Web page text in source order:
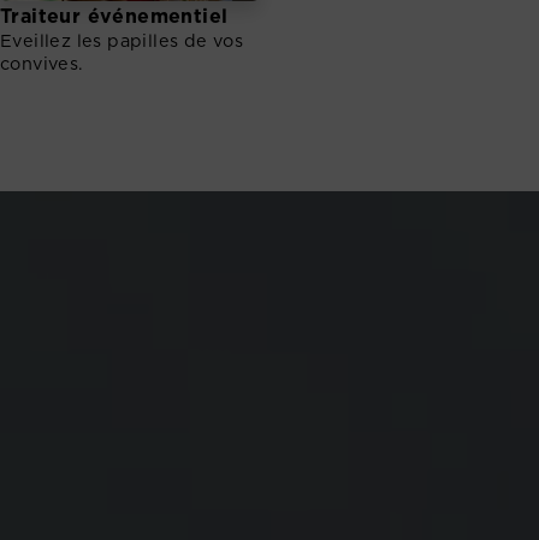
Traiteur événementiel
Eveillez les papilles de vos
convives.